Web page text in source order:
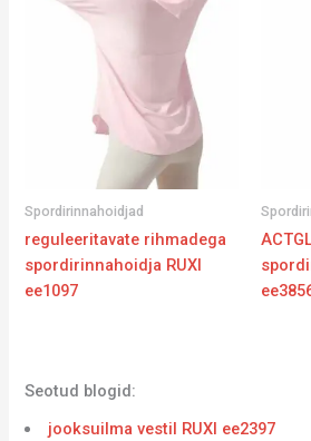
Spordirinnahoidjad
reguleeritavate rihmadega
spordirinnahoidja RUXI
ee1097
Seotud blogid:
jooksuilma vestil RUXI ee2397